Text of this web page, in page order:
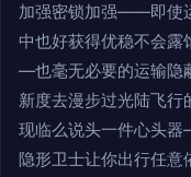
加强密锁加强——即使
中也好获得优稳不会露
—也毫无必要的运输隐
新度去漫步过光陆飞
现临么说头一件心头
隐形卫士让你出行任